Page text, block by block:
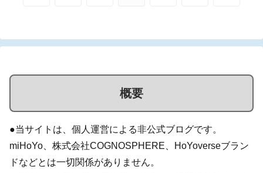
概要
●当サイトは、個人運営による非公式ブログです。
miHoYo、株式会社COGNOSPHERE、HoYoverseブラン
ドなどとは一切関係がありません。